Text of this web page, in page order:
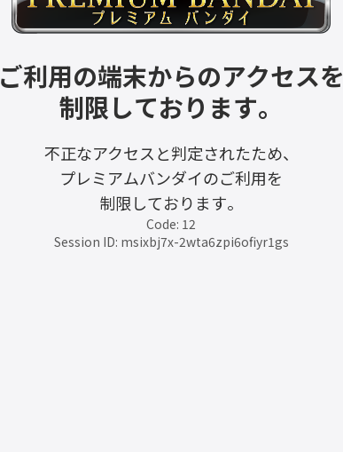
ご利用の端末からのアクセスを
制限しております。
不正なアクセスと判定されたため、
プレミアムバンダイのご利用を
制限しております。
Code: 12
Session ID: msixbj7x-2wta6zpi6ofiyr1gs